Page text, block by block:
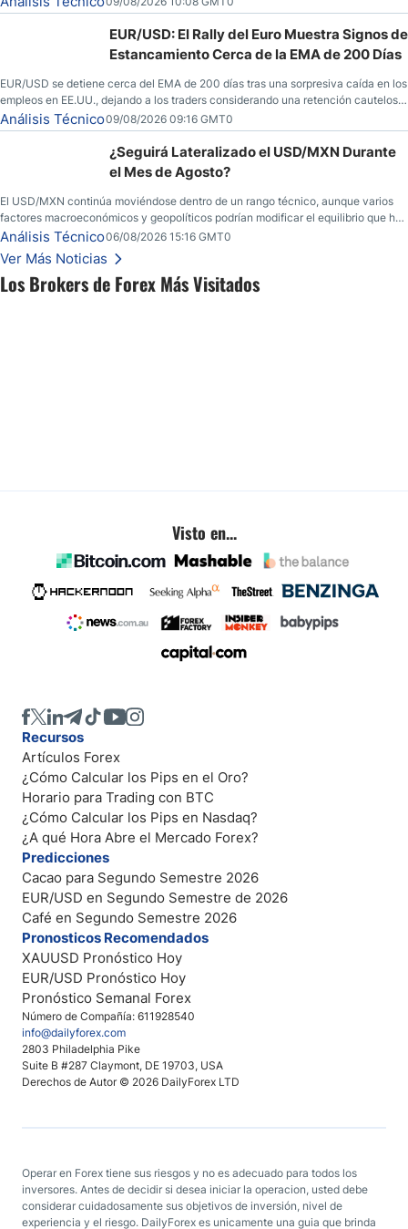
Los Brokers de Forex Más Visitados
EUR/USD: El Rally del Euro Muestra Signos de
Estancamiento Cerca de la EMA de 200 Días
EUR/USD se detiene cerca del EMA de 200 días tras una sorpresiva caída en los
empleos en EE.UU., dejando a los traders considerando una retención cautelosa
ante un fin de semana incierto.
Análisis Técnico09/08/2026 09:16 GMT0
¿Seguirá Lateralizado el USD/MXN Durante
el Mes de Agosto?
El USD/MXN continúa moviéndose dentro de un rango técnico, aunque varios
factores macroeconómicos y geopolíticos podrían modificar el equilibrio que ha
dominado al mercado en las últimas semanas.
Análisis Técnico06/08/2026 15:16 GMT0
Ver Más Noticias
Visto en...
Número de Compañía: 611928540
info@dailyforex.com
2803 Philadelphia Pike
Suite B #287 Claymont, DE 19703, USA
Derechos de Autor © 2026 DailyForex LTD
Recursos
Artículos Forex
¿Cómo Calcular los Pips en el Oro?
Horario para Trading con BTC
¿Cómo Calcular los Pips en Nasdaq?
¿A qué Hora Abre el Mercado Forex?
Predicciones
Cacao para Segundo Semestre 2026
EUR/USD en Segundo Semestre de 2026
Café en Segundo Semestre 2026
Pronosticos Recomendados
XAUUSD Pronóstico Hoy
EUR/USD Pronóstico Hoy
Pronóstico Semanal Forex
Operar en Forex tiene sus riesgos y no es adecuado para todos los
inversores. Antes de decidir si desea iniciar la operacion, usted debe
considerar cuidadosamente sus objetivos de inversión, nivel de
experiencia y el riesgo. DailyForex es unicamente una guia que brinda